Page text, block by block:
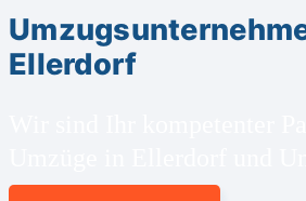
Ellerdorf